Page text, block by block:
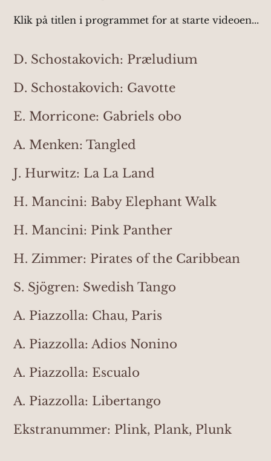
Klik på titlen i programmet for at starte videoen...
D. Schostakovich: Præludium
D. Schostakovich: Gavotte
E. Morricone: Gabriels obo
A. Menken: Tangled
J. Hurwitz: La La Land
H. Mancini: Baby Elephant Walk
H. Mancini: Pink Panther
H. Zimmer: Pirates of the Caribbean
S. Sjögren: Swedish Tango
A. Piazzolla: Chau, Paris
A. Piazzolla: Adios Nonino
A. Piazzolla: Escualo
A. Piazzolla: Libertango
Ekstranummer: Plink, Plank, Plunk